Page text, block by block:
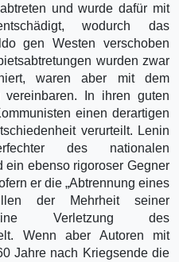
und wurde dafür mit
wodurch das
gen Westen verschoben
wurden zwar
waren aber mit dem
In ihren guten
einen derartigen
verurteilt. Lenin
des nationalen
ein ebenso rigoroser Gegner
er die „Abtrennung eines
der Mehrheit seiner
Verletzung des
Wenn aber Autoren mit
Jahre nach Kriegsende die